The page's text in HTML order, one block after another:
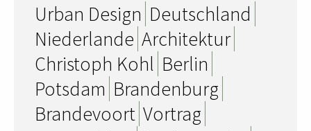
Urban Design Deutschland
Niederlande Architektur
Christoph Kohl Berlin
Potsdam Brandenburg
Brandevoort Vortrag